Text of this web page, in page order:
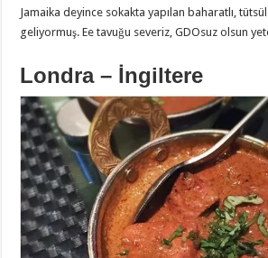
Jamaika deyince sokakta yapılan baharatlı,
geliyormuş. Ee tavuğu severiz, GDOsuz olsun
Londra – İngiltere